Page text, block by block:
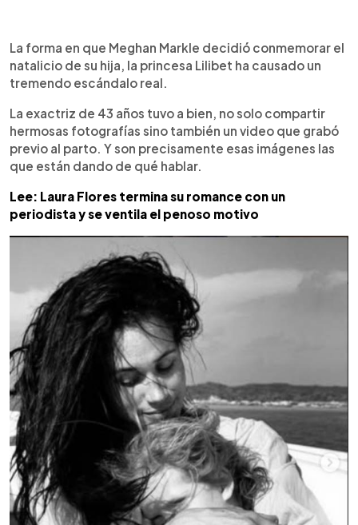
Escuchar artículo
La forma en que Meghan Markle decidió conmemorar el
natalicio de su hija, la princesa Lilibet ha causado un
tremendo escándalo real.
La exactriz de 43 años tuvo a bien, no solo compartir
hermosas fotografías sino también un video que grabó
previo al parto. Y son precisamente esas imágenes las
que están dando de qué hablar.
Lee: Laura Flores termina su romance con un
periodista y se ventila el penoso motivo